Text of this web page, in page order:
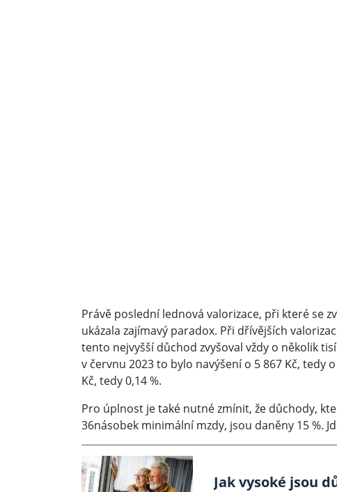
Právě poslední lednová valorizace, při které se
ukázala zajímavý paradox. Při dřívějších
tento nejvyšší důchod zvyšoval vždy o několik
v červnu 2023 to bylo navýšení o 5 867 Kč, tedy
Kč, tedy 0,14 %.
Pro úplnost je také nutné zmínit, že důchody,
36násobek minimální mzdy, jsou daněny 15 %.
Jak vysoké jsou